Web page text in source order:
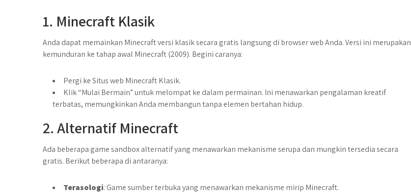
1. Minecraft Klasik
Anda dapat memainkan Minecraft versi klasik secara gratis langsung di browser web Anda. Versi ini merupakan
kemunduran ke tahap awal Minecraft (2009). Begini caranya:
Pergi ke Situs web Minecraft Klasik.
Klik “Mulai Bermain” untuk melompat ke dalam permainan. Ini menawarkan pengalaman kreatif
terbatas, memungkinkan Anda membangun tanpa elemen bertahan hidup.
2. Alternatif Minecraft
Ada beberapa game sandbox alternatif yang menawarkan mekanisme serupa dan mungkin tersedia secara
gratis. Berikut beberapa di antaranya:
Terasologi: Game sumber terbuka yang menawarkan mekanisme mirip Minecraft.